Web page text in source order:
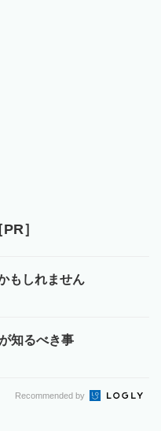
］
もしれません
知るべき事
Recommended by